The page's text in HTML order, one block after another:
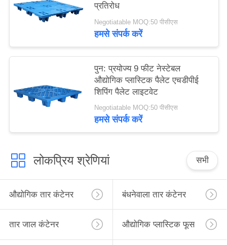
प्रतिरोध
Negotiatable MOQ:50 पीसीएस
हमसे संपर्क करें
पुन: प्रयोज्य 9 फीट नेस्टेबल
औद्योगिक प्लास्टिक पैलेट एचडीपीई
शिपिंग पैलेट लाइटवेट
Negotiatable MOQ:50 पीसीएस
हमसे संपर्क करें
लोकप्रिय श्रेणियां सभी
औद्योगिक तार कंटेनर बंधनेवाला तार कंटेनर
तार जाल कंटेनर औद्योगिक प्लास्टिक फूस